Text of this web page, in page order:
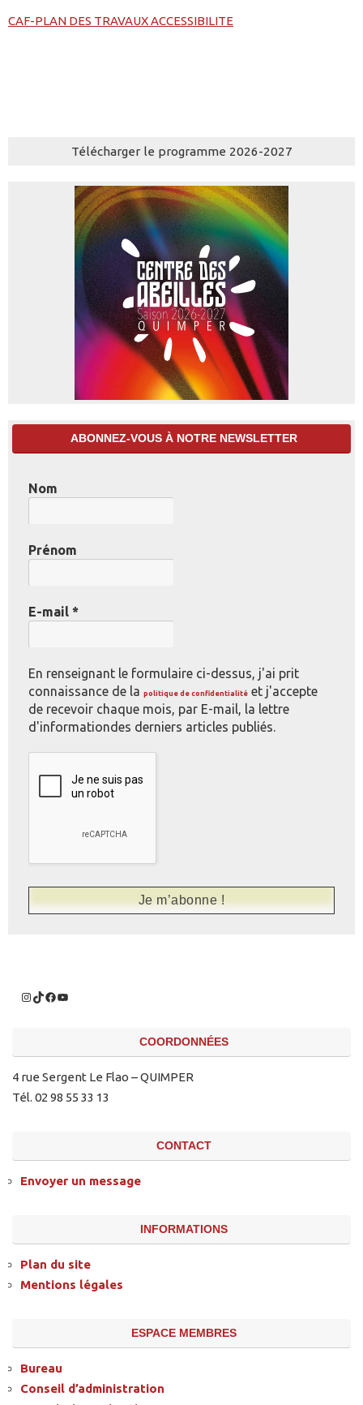
CAF-PLAN DES TRAVAUX ACCESSIBILITE
Télécharger le programme 2026-2027
ABONNEZ-VOUS À NOTRE NEWSLETTER
Nom
Prénom
E-mail *
En renseignant le formulaire ci-dessus, j'ai prit
connaissance de la politique de confidentialité et j'accepte
de recevoir chaque mois, par E-mail, la lettre
d'informationdes derniers articles publiés.
COORDONNÉES
4 rue Sergent Le Flao – QUIMPER
Tél. 02 98 55 33 13
CONTACT
Envoyer un message
INFORMATIONS
Plan du site
Mentions légales
ESPACE MEMBRES
Bureau
Conseil d’administration